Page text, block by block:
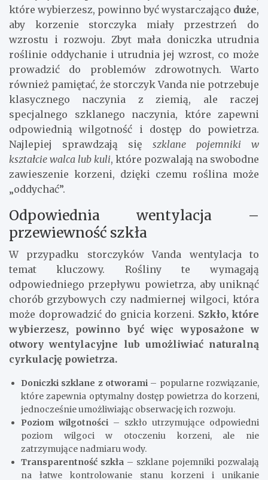
które wybierzesz, powinno być wystarczająco duże,
aby korzenie storczyka miały przestrzeń do
wzrostu i rozwoju. Zbyt mała doniczka utrudnia
roślinie oddychanie i utrudnia jej wzrost, co może
prowadzić do problemów zdrowotnych. Warto
również pamiętać, że storczyk Vanda nie potrzebuje
klasycznego naczynia z ziemią, ale raczej
specjalnego szklanego naczynia, które zapewni
odpowiednią wilgotność i dostęp do powietrza.
Najlepiej sprawdzają się szklane pojemniki w
kształcie walca lub kuli, które pozwalają na swobodne
zawieszenie korzeni, dzięki czemu roślina może
„oddychać”.
Odpowiednia wentylacja –
przewiewność szkła
W przypadku storczyków Vanda wentylacja to
temat kluczowy. Rośliny te wymagają
odpowiedniego przepływu powietrza, aby uniknąć
chorób grzybowych czy nadmiernej wilgoci, która
może doprowadzić do gnicia korzeni. Szkło, które
wybierzesz, powinno być więc wyposażone w
otwory wentylacyjne lub umożliwiać naturalną
cyrkulację powietrza.
Doniczki szklane z otworami – popularne rozwiązanie,
które zapewnia optymalny dostęp powietrza do korzeni,
jednocześnie umożliwiając obserwację ich rozwoju.
Poziom wilgotności – szkło utrzymujące odpowiedni
poziom wilgoci w otoczeniu korzeni, ale nie
zatrzymujące nadmiaru wody.
Transparentność szkła – szklane pojemniki pozwalają
na łatwe kontrolowanie stanu korzeni i unikanie